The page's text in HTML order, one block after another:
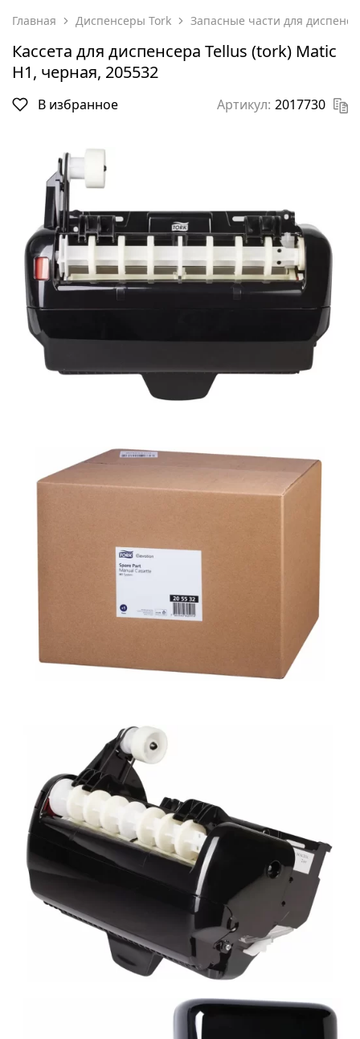
Главная Диспенсеры Tork Запасные части для
Кассета для диспенсера Tellus (tork) Matic
H1, черная, 205532
В избранное Артикул: 2017730